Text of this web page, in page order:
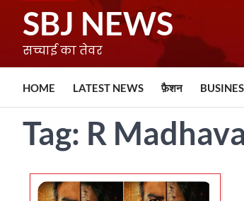
SBJ NEWS
सच्चाई का तेवर
HOME LATEST NEWS फ़ैशन
Tag: R